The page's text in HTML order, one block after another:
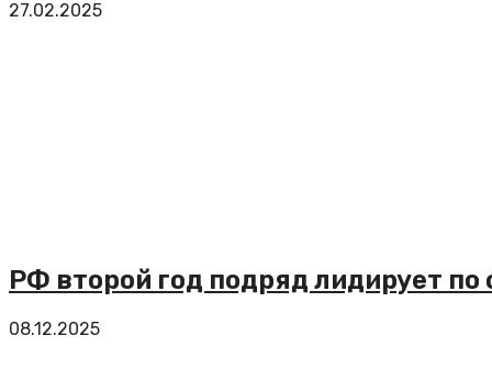
27.02.2025
РФ второй год подряд лидирует
08.12.2025